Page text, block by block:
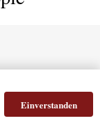
Einverstanden